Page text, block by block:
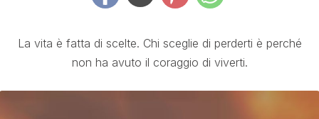
La vita è fatta di scelte. Chi sceglie di perderti è perché
non ha avuto il coraggio di viverti.